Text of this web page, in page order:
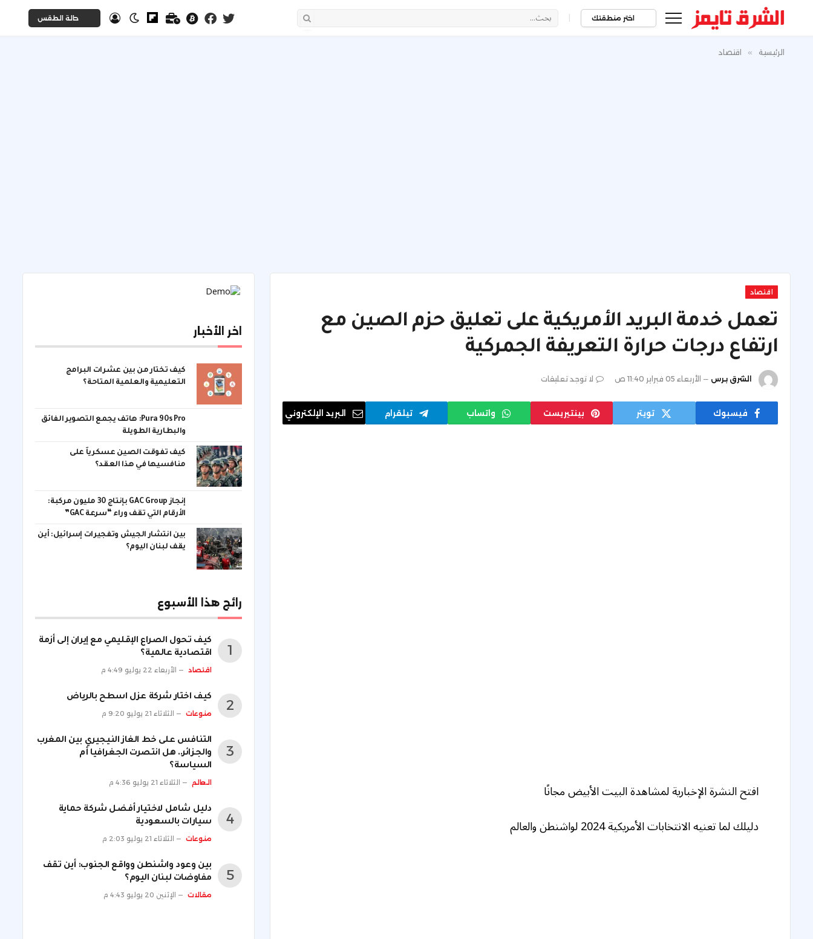
اختر منطقتك | حالة الطقس
الرئيسية » اقتصاد
اقتصاد
تعمل خدمة البريد الأمريكية على تعليق حزم الصين مع
ارتفاع درجات حرارة التعريفة الجمركية
الشرق برس الأربعاء 05 فبراير 11:40 ص لا توجد تعليقات
فيسبوك تويتر بينتيريست واتساب تيلقرام البريد الإلكتروني
افتح النشرة الإخبارية لمشاهدة البيت الأبيض مجانًا
دليلك لما تعنيه الانتخابات الأمريكية 2024 لواشنطن والعالم
اخر الأخبار
كيف تختار من بين عشرات البرامج
التعليمية والعلمية المتاحة؟
Pura 90s Pro: هاتف يجمع التصوير الفائق
والبطارية الطويلة
كيف تفوقت الصين عسكرياً على
منافسيها في هذا العقد؟
إنجاز GAC Group بإنتاج 30 مليون مركبة:
الأرقام التي تقف وراء “سرعة GAC”
بين انتشار الجيش وتفجيرات إسرائيل: أين
يقف لبنان اليوم؟
رائج هذا الأسبوع
كيف تحول الصراع الإقليمي مع إيران إلى أزمة
اقتصادية عالمية؟
اقتصاد الأربعاء 22 يوليو 4:49 م
كيف اختار شركة عزل اسطح بالرياض
منوعات الثلاثاء 21 يوليو 9:20 م
التنافس على خط الغاز النيجيري بين المغرب
والجزائر.. هل انتصرت الجغرافيا أم
السياسة؟
العالم الثلاثاء 21 يوليو 4:36 م
دليل شامل لاختيار أفضل شركة حماية
سيارات بالسعودية
منوعات الثلاثاء 21 يوليو 2:03 م
بين وعود واشنطن وواقع الجنوب: أين تقف
مفاوضات لبنان اليوم؟
مقالات الإثنين 20 يوليو 4:43 م